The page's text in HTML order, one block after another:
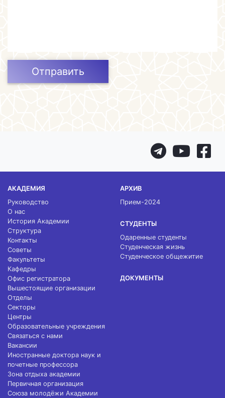
Отправить
АКАДЕМИЯ
Руководство
О нас
История Академии
Структура
Контакты
Советы
Факультеты
Кафедры
Офис регистратора
Вышестоящие организации
Отделы
Секторы
Центры
Образовательные учреждения
Связаться с нами
Вакансии
Иностранные доктора наук и
почетные профессора
Зона отдыха академии
Первичная организация
Союза молодёжи Академии
АРХИВ
Прием-2024
СТУДЕНТЫ
Одаренные студенты
Студенческая жизнь
Студенческое общежитие
ДОКУМЕНТЫ